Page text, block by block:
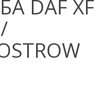
DAF XF